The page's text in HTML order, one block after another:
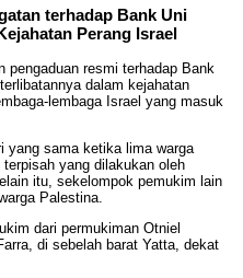
terhadap Bank Uni
Perang Israel
pengaduan resmi terhadap Bank
dalam kejahatan
lembaga Israel yang masuk
yang sama ketika lima warga
yang dilakukan oleh
itu, sekelompok pemukim lain
Palestina.
dari permukiman Otniel
di sebelah barat Yatta, dekat